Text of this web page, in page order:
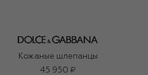
Кожаные шлепанцы
45 950 ₽